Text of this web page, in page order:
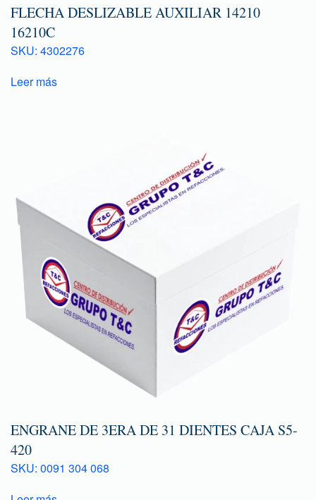
FLECHA DESLIZABLE AUXILIAR 14210
16210C
SKU: 4302276
Leer más
ENGRANE DE 3ERA DE 31 DIENTES CAJA S5-
420
SKU: 0091 304 068